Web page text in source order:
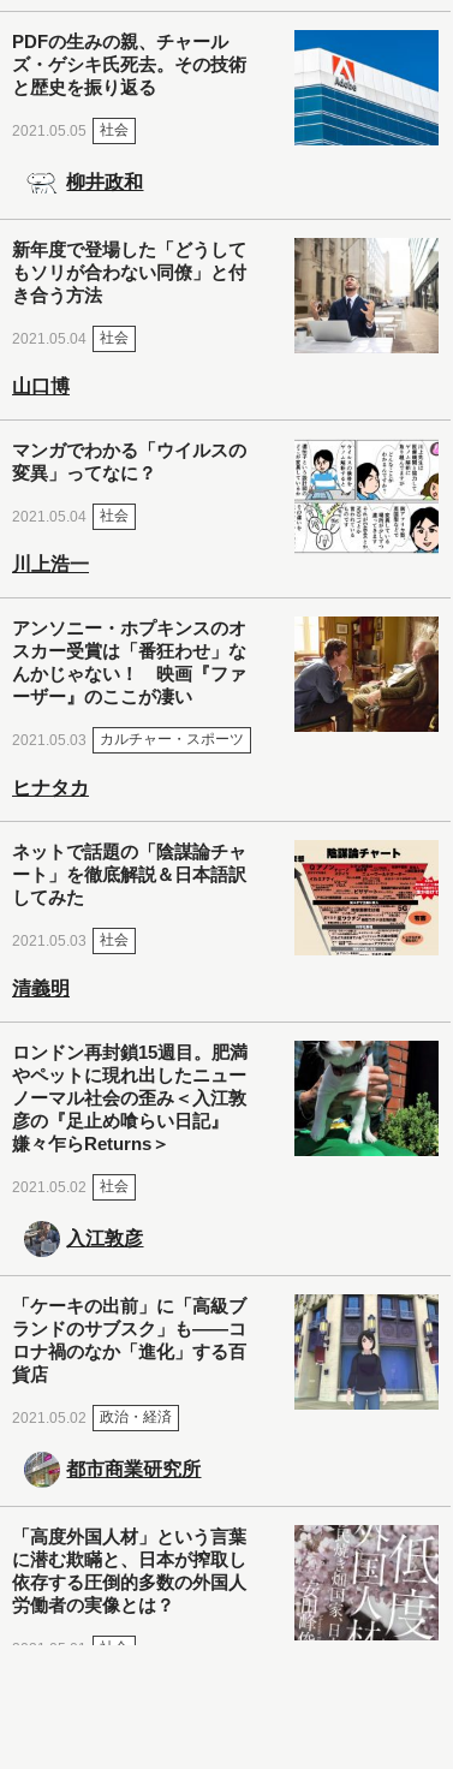
PDFの生みの親、チャール
ズ・ゲシキ氏死去。その技術
と歴史を振り返る
2021.05.05 社会
柳井政和
新年度で登場した「どうして
もソリが合わない同僚」と付
き合う方法
2021.05.04 社会
山口博
マンガでわかる「ウイルスの
変異」ってなに？
2021.05.04 社会
川上浩一
アンソニー・ホプキンスのオ
スカー受賞は「番狂わせ」な
んかじゃない！ 映画『ファ
ーザー』のここが凄い
2021.05.03 カルチャー・スポーツ
ヒナタカ
ネットで話題の「陰謀論チャ
ート」を徹底解説＆日本語訳
してみた
2021.05.03 社会
清義明
ロンドン再封鎖15週目。肥満
やペットに現れ出したニュー
ノーマル社会の歪み＜入江敦
彦の『足止め喰らい日記』
嫌々乍らReturns＞
2021.05.02 社会
入江敦彦
「ケーキの出前」に「高級ブ
ランドのサブスク」も――コ
ロナ禍のなか「進化」する百
貨店
2021.05.02 政治・経済
都市商業研究所
「高度外国人材」という言葉
に潜む欺瞞と、日本が搾取し
依存する圧倒的多数の外国人
労働者の実像とは？
2021.05.01 社会